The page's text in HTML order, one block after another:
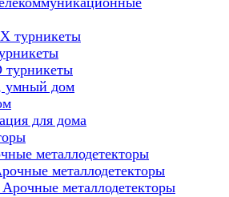
турникеты
турникеты
умный дом
для дома
металлодетекторы
металлодетекторы
металлодетекторы